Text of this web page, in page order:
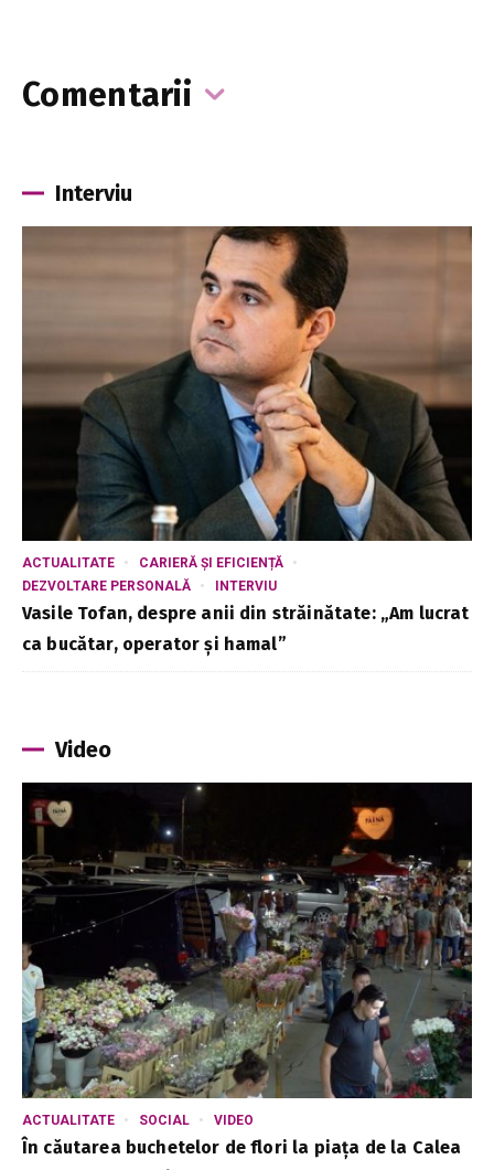
Comentarii
Interviu
ACTUALITATE
CARIERĂ ȘI EFICIENȚĂ
DEZVOLTARE PERSONALĂ
INTERVIU
Vasile Tofan, despre anii din străinătate: „Am lucrat
ca bucătar, operator și hamal”
Video
ACTUALITATE SOCIAL VIDEO
În căutarea buchetelor de flori la piața de la Calea